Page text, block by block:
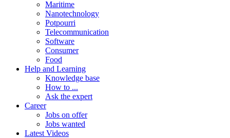
Maritime
Nanotechnology
Potpourri
Telecommunication
Software
Consumer
Food
Help and Learning
Knowledge base
How to ...
Ask the expert
Career
Jobs on offer
Jobs wanted
Latest Videos